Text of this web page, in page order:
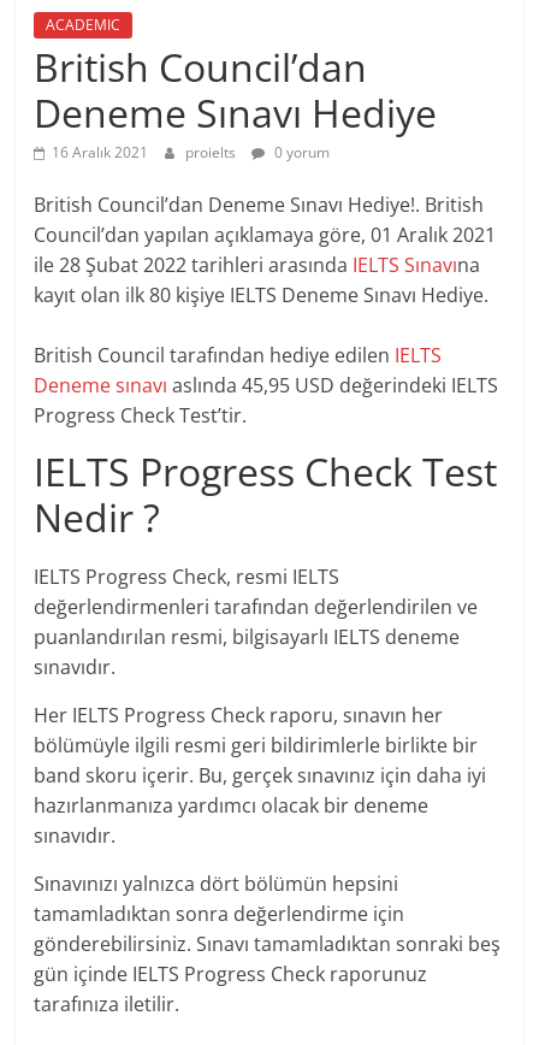
ACADEMIC
British Council’dan
Deneme Sınavı Hediye
16 Aralık 2021 proielts 0 yorum
British Council’dan Deneme Sınavı Hediye!. British
Council’dan yapılan açıklamaya göre, 01 Aralık 2021
ile 28 Şubat 2022 tarihleri arasında IELTS Sınavına
kayıt olan ilk 80 kişiye IELTS Deneme Sınavı Hediye.
British Council tarafından hediye edilen IELTS
Deneme sınavı aslında 45,95 USD değerindeki IELTS
Progress Check Test’tir.
IELTS Progress Check Test
Nedir ?
IELTS Progress Check, resmi IELTS
değerlendirmenleri tarafından değerlendirilen ve
puanlandırılan resmi, bilgisayarlı IELTS deneme
sınavıdır.
Her IELTS Progress Check raporu, sınavın her
bölümüyle ilgili resmi geri bildirimlerle birlikte bir
band skoru içerir. Bu, gerçek sınavınız için daha iyi
hazırlanmanıza yardımcı olacak bir deneme
sınavıdır.
Sınavınızı yalnızca dört bölümün hepsini
tamamladıktan sonra değerlendirme için
gönderebilirsiniz. Sınavı tamamladıktan sonraki beş
gün içinde IELTS Progress Check raporunuz
tarafınıza iletilir.